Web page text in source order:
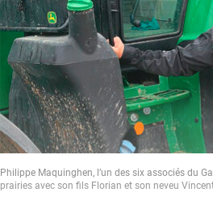
Philippe Maquinghen, l’un des six associés du
prairies avec son fils Florian et son neveu